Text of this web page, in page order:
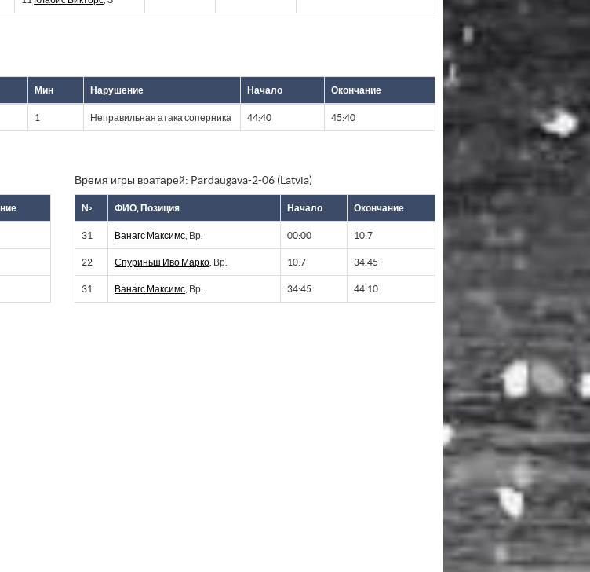
Мин Нарушение Начало Окончание
1 Неправильная атака соперника 44:40 45:40
Время игры вратарей: Pardaugava-2-06 (Latvia)
№ ФИО, Позиция Начало Окончание
31 Ванагс Максимс , Вр. 00:00 10:7
22 Спуриньш Иво Марко , Вр. 10:7 34:45
31 Ванагс Максимс , Вр. 34:45 44:10